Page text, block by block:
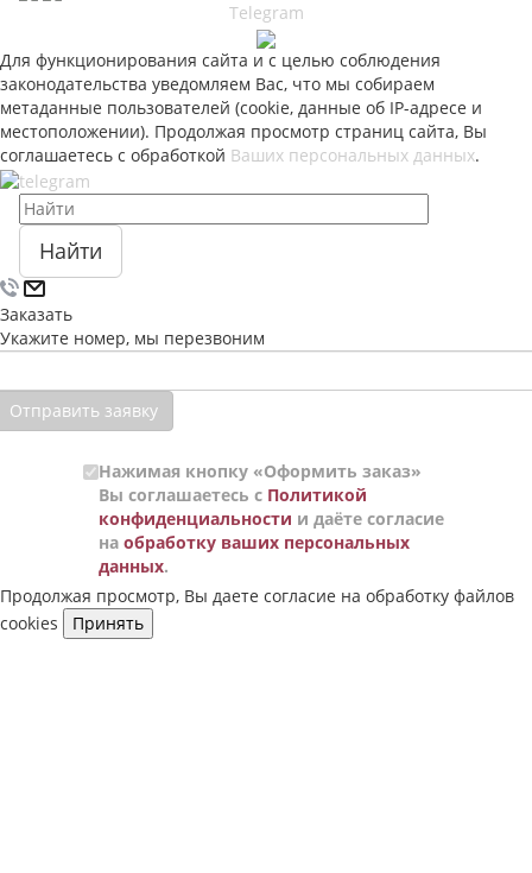
Telegram
Для функционирования сайта и с целью соблюдения
законодательства уведомляем Вас, что мы собираем
метаданные пользователей (cookie, данные об IP-адресе и
местоположении). Продолжая просмотр страниц сайта, Вы
соглашаетесь с обработкой Ваших персональных данных.
Найти
Заказать
Укажите номер, мы перезвоним
Отправить заявку
Нажимая кнопку «Оформить заказ»
Вы соглашаетесь с Политикой
конфиденциальности и даёте согласие
на обработку ваших персональных
данных.
Продолжая просмотр, Вы даете согласие на обработку файлов
cookies
Принять